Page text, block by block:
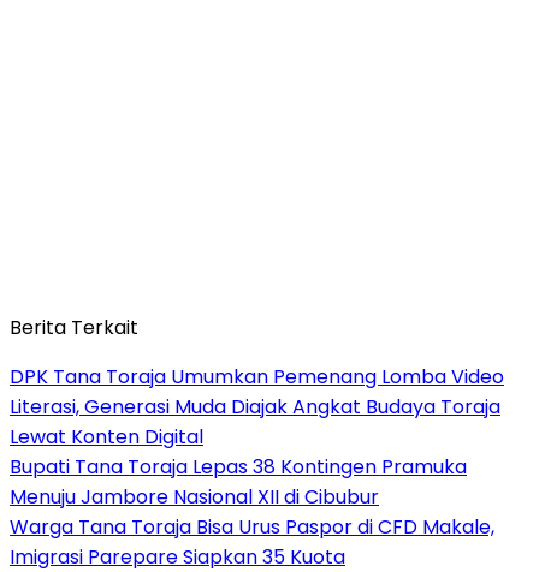
Berita Terkait
DPK Tana Toraja Umumkan Pemenang Lomba Video
Literasi, Generasi Muda Diajak Angkat Budaya Toraja
Lewat Konten Digital
Bupati Tana Toraja Lepas 38 Kontingen Pramuka
Menuju Jambore Nasional XII di Cibubur
Warga Tana Toraja Bisa Urus Paspor di CFD Makale,
Imigrasi Parepare Siapkan 35 Kuota